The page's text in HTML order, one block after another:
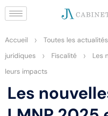
Accueil >
Toutes les
juridiques
> Fiscalité >
Les
leurs impacts
Les